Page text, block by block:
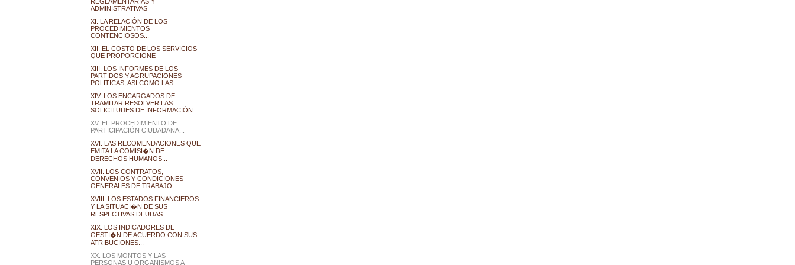
ADMINISTRATIVAS
XI. LA RELACIÓN DE LOS
PROCEDIMIENTOS
CONTENCIOSOS...
XII. EL COSTO DE LOS SERVICIOS
QUE PROPORCIONE
XIII. LOS INFORMES DE LOS
PARTIDOS Y AGRUPACIONES
POLITICAS, ASI COMO LAS
XIV. LOS ENCARGADOS DE
TRAMITAR RESOLVER LAS
SOLICITUDES DE INFORMACIÓN
XV. EL PROCEDIMIENTO DE
PARTICIPACIÓN CIUDADANA...
XVI. LAS RECOMENDACIONES QUE
EMITA LA COMISI�N DE
DERECHOS HUMANOS...
XVII. LOS CONTRATOS,
CONVENIOS Y CONDICIONES
GENERALES DE TRABAJO...
XVIII. LOS ESTADOS FINANCIEROS
Y LA SITUACI�N DE SUS
RESPECTIVAS DEUDAS...
XIX. LOS INDICADORES DE
GESTI�N DE ACUERDO CON SUS
ATRIBUCIONES...
XX. LOS MONTOS Y LAS
PERSONAS U ORGANISMOS A